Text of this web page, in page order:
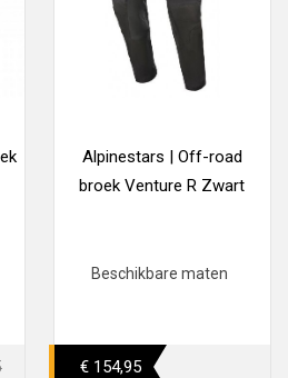
Alpinestars | Off-road
broek Venture R Zwart
Beschikbare maten
€ 154,95